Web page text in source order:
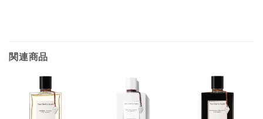
関連商品